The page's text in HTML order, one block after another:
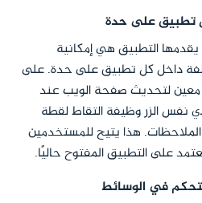
تطبيق على حدة
يقدمها التطبيق هي إمكانية
داخل كل تطبيق على حدة. على
معين لتحديث صفحة الويب عند
نفس الزر وظيفة التقاط لقطة
هذا يتيح للمستخدمين
على التطبيق المفتوح حاليًا.
في الوسائط